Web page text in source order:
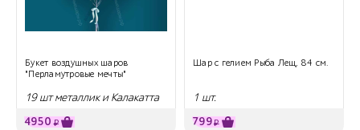
Букет воздушных шаров
"Перламутровые мечты"
19 шт металлик и Калакатта
4950 ₽
Шар с гелием Рыба Лещ, 84 см.
1 шт.
799₽